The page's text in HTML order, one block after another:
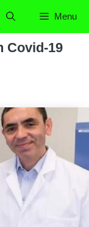
Menu
Covid-19